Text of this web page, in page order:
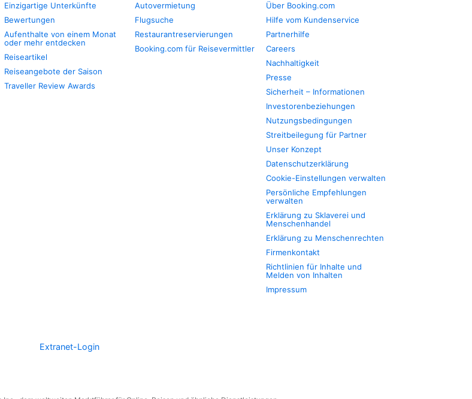
Einzigartige Unterkünfte
Bewertungen
Aufenthalte von einem Monat
oder mehr entdecken
Reiseartikel
Reiseangebote der Saison
Traveller Review Awards
Autovermietung
Flugsuche
Restaurantreservierungen
Booking.com für Reisevermittler
Über Booking.com
Hilfe vom Kundenservice
Partnerhilfe
Careers
Nachhaltigkeit
Presse
Sicherheit – Informationen
Investorenbeziehungen
Nutzungsbedingungen
Streitbeilegung für Partner
Unser Konzept
Datenschutzerklärung
Cookie-Einstellungen verwalten
Persönliche Empfehlungen
verwalten
Erklärung zu Sklaverei und
Menschenhandel
Erklärung zu Menschenrechten
Firmenkontakt
Richtlinien für Inhalte und
Melden von Inhalten
Impressum
Extranet-Login